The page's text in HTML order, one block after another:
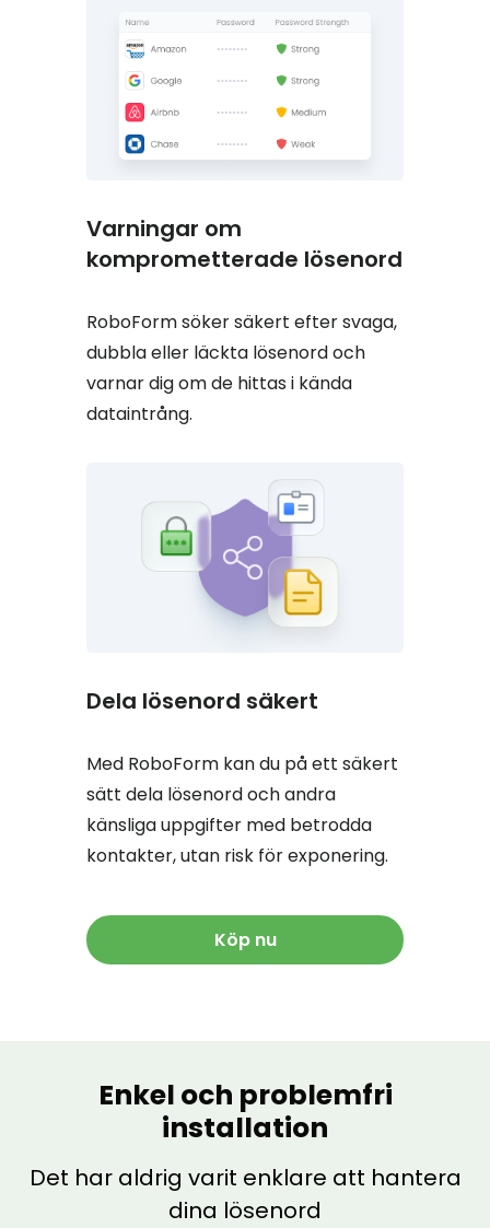
Varningar om
komprometterade lösenord
RoboForm söker säkert efter svaga,
dubbla eller läckta lösenord och
varnar dig om de hittas i kända
dataintrång.
Dela lösenord säkert
Med RoboForm kan du på ett säkert
sätt dela lösenord och andra
känsliga uppgifter med betrodda
kontakter, utan risk för exponering.
Köp nu
Enkel och problemfri
installation
Det har aldrig varit enklare att hantera
dina lösenord